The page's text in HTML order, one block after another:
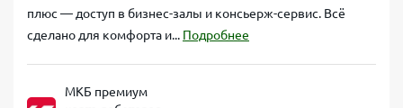
плюс — доступ в бизнес-залы и консьерж-сервис. Всё
сделано для комфорта и... Подробнее
МКБ премиум